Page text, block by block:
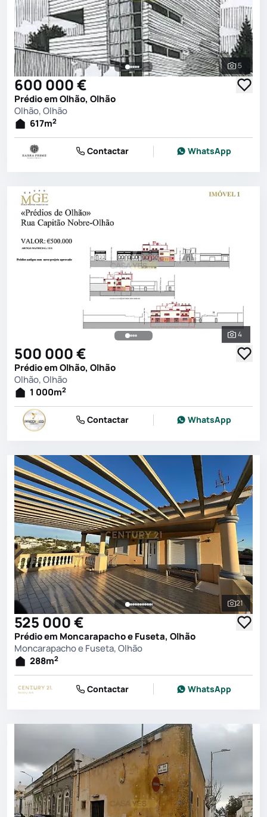
Ver
5
600 000 €
Prédio em Olhão, Olhão
Olhão, Olhão
617m2
Contactar WhatsApp
Ver
4
500 000 €
Prédio em Olhão, Olhão
Olhão, Olhão
1 000m2
Contactar WhatsApp
Ver
21
525 000 €
Prédio em Moncarapacho e Fuseta, Olhão
Moncarapacho e Fuseta, Olhão
288m2
Contactar WhatsApp